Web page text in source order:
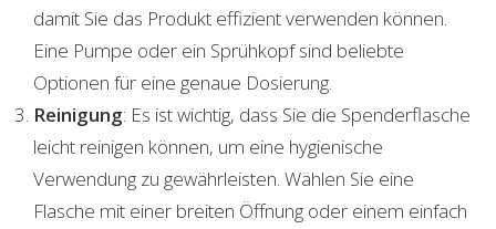
damit Sie das Produkt effizient verwenden können.
Eine Pumpe oder ein Sprühkopf sind beliebte
Optionen für eine genaue Dosierung.
Reinigung: Es ist wichtig, dass Sie die Spenderflasche
leicht reinigen können, um eine hygienische
Verwendung zu gewährleisten. Wählen Sie eine
Flasche mit einer breiten Öffnung oder einem einfach